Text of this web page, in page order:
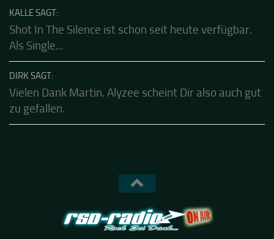
Hear-List!!!
KALLE SAGT:
Als Single...
DIRK SAGT: